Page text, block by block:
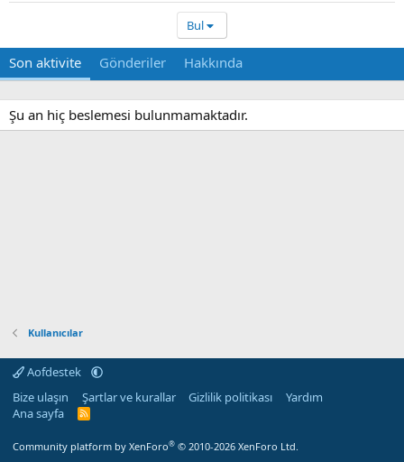
Bul
Son aktivite Gönderiler Hakkında
Şu an hiç beslemesi bulunmamaktadır.
Kullanıcılar
Aofdestek
Bize ulaşın
Şartlar ve kurallar Gizlilik politikası
Yardım
Ana sayfa
R
Community platform by XenForo® © 2010-2026 XenForo Ltd.